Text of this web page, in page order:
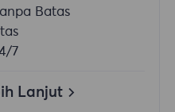
Batas
7
Lanjut